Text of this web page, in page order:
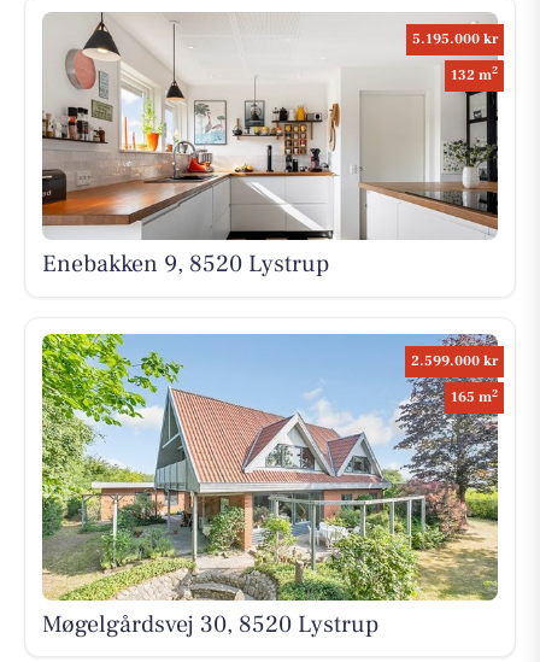
5.195.000 kr
132 m2
Enebakken 9, 8520 Lystrup
2.599.000 kr
165 m2
Møgelgårdsvej 30, 8520 Lystrup